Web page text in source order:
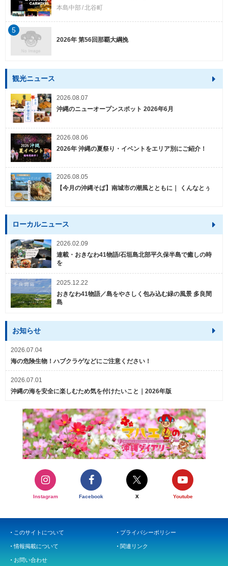
本島中部 北谷町
2026年 第56回那覇大綱挽
5
観光ニュース
2026.08.07
沖縄のニューオープンスポット 2026年6月
2026.08.06
2026年 沖縄の夏祭り・イベントをエリア別にご紹介！
2026.08.05
【今月の沖縄そば】南城市の潮風とともに｜ くんなとぅ
ローカルニュース
2026.02.09
連載・おきなわ41物語/石垣島北部平久保半島で癒しの時
を
2025.12.22
おきなわ41物語／島をやさしく包み込む緑の風景 多良間
島
お知らせ
2026.07.04
海の危険生物！ハブクラゲなどにご注意ください！
2026.07.01
沖縄の海を安全に楽しむため気を付けたいこと｜2026年版
Instagram Facebook X Youtube
このサイトについて プライバシーポリシー
情報掲載について 関連リンク
お問い合わせ